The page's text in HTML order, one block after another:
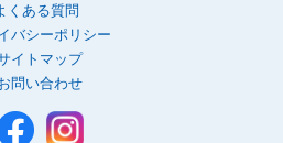
くある質問
バシーポリシー
イトマップ
問い合わせ